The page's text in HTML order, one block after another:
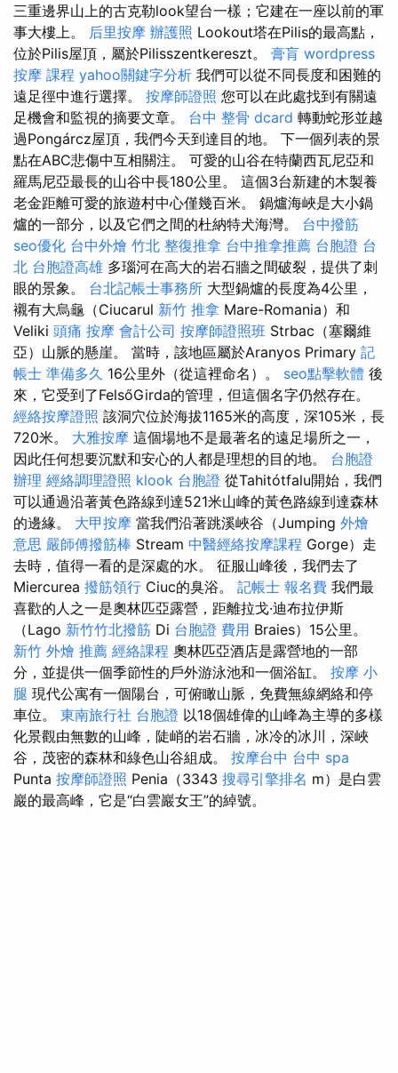
三重邊界山上的古克勒look望台一樣；它建在一座以前的軍
事大樓上。 后里按摩 辦護照 Lookout塔在Pilis的最高點，
位於Pilis屋頂，屬於Pilisszentkereszt。 膏肓 wordpress
按摩 課程 yahoo關鍵字分析 我們可以從不同長度和困難的
遠足徑中進行選擇。 按摩師證照 您可以在此處找到有關遠
足機會和監視的摘要文章。 台中 整骨 dcard 轉動蛇形並越
過Pongárcz屋頂，我們今天到達目的地。 下一個列表的景
點在ABC悲傷中互相關注。 可愛的山谷在特蘭西瓦尼亞和
羅馬尼亞最長的山谷中長180公里。 這個3台新建的木製養
老金距離可愛的旅遊村中心僅幾百米。 鍋爐海峽是大小鍋
爐的一部分，以及它們之間的杜納特犬海灣。 台中撥筋
seo優化 台中外燴 竹北 整復推拿 台中推拿推薦 台胞證 台
北 台胞證高雄 多瑙河在高大的岩石牆之間破裂，提供了刺
眼的景象。 台北記帳士事務所 大型鍋爐的長度為4公里，
襯有大烏龜（Ciucarul 新竹 推拿 Mare-Romania）和
Veliki 頭痛 按摩 會計公司 按摩師證照班 Strbac（塞爾維
亞）山脈的懸崖。 當時，該地區屬於Aranyos Primary 記
帳士 準備多久 16公里外（從這裡命名）。 seo點擊軟體 後
來，它受到了FelsőGirda的管理，但這個名字仍然存在。
經絡按摩證照 該洞穴位於海拔1165米的高度，深105米，長
720米。 大雅按摩 這個場地不是最著名的遠足場所之一，
因此任何想要沉默和安心的人都是理想的目的地。 台胞證
辦理 經絡調理證照 klook 台胞證 從Tahitótfalu開始，我們
可以通過沿著黃色路線到達521米山峰的黃色路線到達森林
的邊緣。 大甲按摩 當我們沿著跳溪峽谷（Jumping 外燴
意思 嚴師傅撥筋棒 Stream 中醫經絡按摩課程 Gorge）走
去時，值得一看的是深處的水。 征服山峰後，我們去了
Miercurea 撥筋領行 Ciuc的臭浴。 記帳士 報名費 我們最
喜歡的人之一是奧林匹亞露營，距離拉戈·迪布拉伊斯
（Lago 新竹竹北撥筋 Di 台胞證 費用 Braies）15公里。
新竹 外燴 推薦 經絡課程 奧林匹亞酒店是露營地的一部
分，並提供一個季節性的戶外游泳池和一個浴缸。 按摩 小
腿 現代公寓有一個陽台，可俯瞰山脈，免費無線網絡和停
車位。 東南旅行社 台胞證 以18個雄偉的山峰為主導的多樣
化景觀由無數的山峰，陡峭的岩石牆，冰冷的冰川，深峽
谷，茂密的森林和綠色山谷組成。 按摩台中 台中 spa
Punta 按摩師證照 Penia（3343 搜尋引擎排名 m）是白雲
巖的最高峰，它是“白雲巖女王”的綽號。